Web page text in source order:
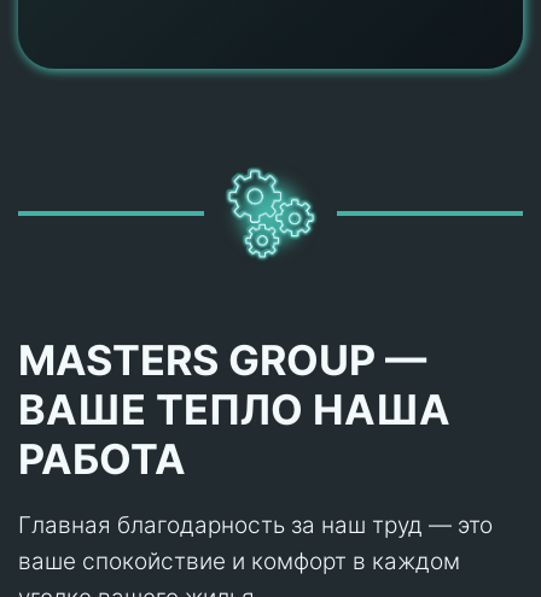
MASTERS GROUP —
ВАШЕ ТЕПЛО НАША
РАБОТА
Главная благодарность за наш труд — это
ваше спокойствие и комфорт в каждом